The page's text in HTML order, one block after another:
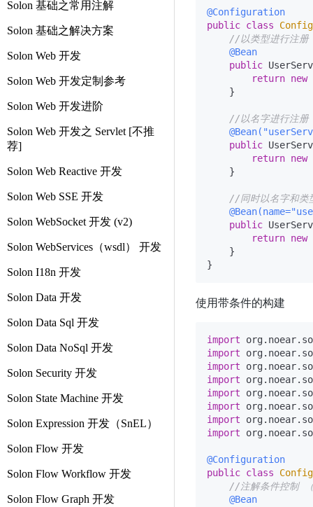
Solon 基础之常用注解
Solon 基础之解决方案
Solon Web 开发
Solon Web 开发定制参考
Solon Web 开发进阶
Solon Web 开发之 Servlet [不推
荐]
Solon Web Reactive 开发
Solon Web SSE 开发
Solon WebSocket 开发 (v2)
Solon WebServices（wsdl） 开发
Solon I18n 开发
Solon Data 开发
Solon Data Sql 开发
Solon Data NoSql 开发
Solon Security 开发
Solon State Machine 开发
Solon Expression 开发（SnEL）
Solon Flow 开发
Solon Flow Workflow 开发
Solon Flow Graph 开发
@Configuration
public class
Config
//以类型进行注
@Bean
public
return new
    }
//以名字进行注
public
return new
    }
//同时以名字和类
public
return new
    }
使用带条件的构建
import
import
import
import
import
import
import
import
@Configuration
public class
Config
//注解条件控制
@Bean